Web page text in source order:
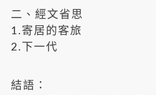
二、經文省思
1.寄居的客旅
2.下一代
結語：